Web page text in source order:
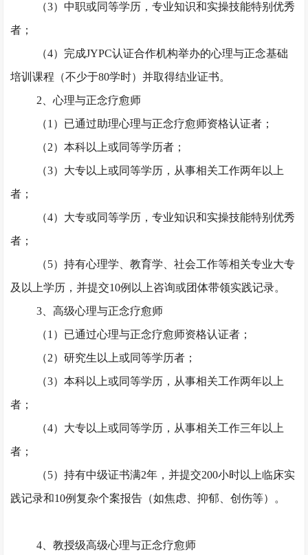
（3）中职或同等学历，专业知识和实操技能特别优秀
者；
（4）完成JYPC认证合作机构举办的心理与正念基础
培训课程（不少于80学时）并取得结业证书。
2、心理与正念疗愈师
（1）已通过助理心理与正念疗愈师资格认证者；
（2）本科以上或同等学历者；
（3）大专以上或同等学历，从事相关工作两年以上
者；
（4）大专或同等学历，专业知识和实操技能特别优秀
者；
（5）持有心理学、教育学、社会工作等相关专业大专
及以上学历，并提交10例以上咨询或团体带领实践记录。
3、高级心理与正念疗愈师
（1）已通过心理与正念疗愈师资格认证者；
（2）研究生以上或同等学历者；
（3）本科以上或同等学历，从事相关工作两年以上
者；
（4）大专以上或同等学历，从事相关工作三年以上
者；
（5）持有中级证书满2年，并提交200小时以上临床实
践记录和10例复杂个案报告（如焦虑、抑郁、创伤等）。
4、教授级高级心理与正念疗愈师